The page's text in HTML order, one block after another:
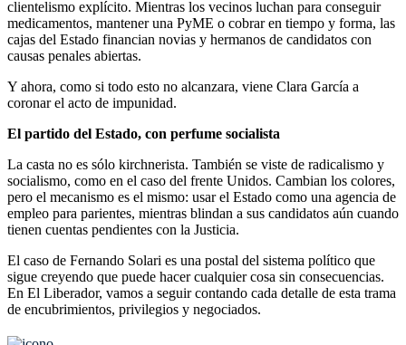
clientelismo explícito. Mientras los vecinos luchan para conseguir
medicamentos, mantener una PyME o cobrar en tiempo y forma, las
cajas del Estado financian novias y hermanos de candidatos con
causas penales abiertas.
Y ahora, como si todo esto no alcanzara, viene Clara García a
coronar el acto de impunidad.
El partido del Estado, con perfume socialista
La casta no es sólo kirchnerista. También se viste de radicalismo y
socialismo, como en el caso del frente Unidos. Cambian los colores,
pero el mecanismo es el mismo: usar el Estado como una agencia de
empleo para parientes, mientras blindan a sus candidatos aún cuando
tienen cuentas pendientes con la Justicia.
El caso de Fernando Solari es una postal del sistema político que
sigue creyendo que puede hacer cualquier cosa sin consecuencias.
En El Liberador, vamos a seguir contando cada detalle de esta trama
de encubrimientos, privilegios y negociados.